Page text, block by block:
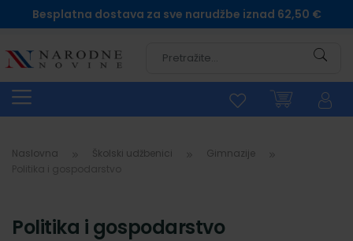
Besplatna dostava za sve narudžbe iznad 62,50 €
Naslovna Školski udžbenici
Gimnazije
Politika i gospodarstvo